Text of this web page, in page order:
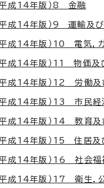
平成14年版）8 金融
平成14年版）9 運輸及
平成14年版）10 電気，
平成14年版）11 物価及
平成14年版）12 労働及
平成14年版）13 市民経
平成14年版）14 教育及
平成14年版）15 住居及
平成14年版）16 社会福
平成14年版）17 衛生，